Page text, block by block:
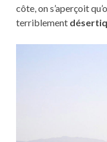
côte, on s’aperçoit
terriblement